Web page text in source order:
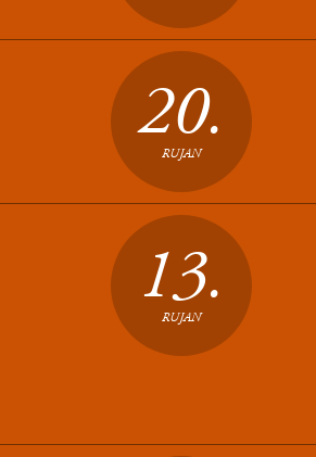
20.
RUJAN
13.
RUJAN